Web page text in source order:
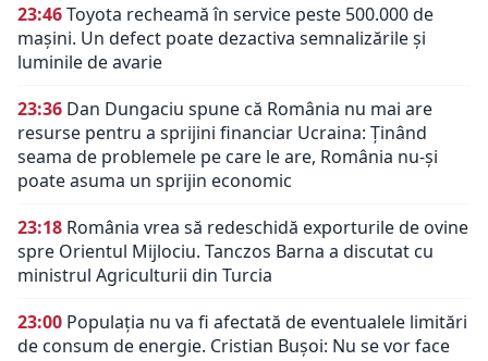
23:46Toyota recheamă în service peste 500.000 de
mașini. Un defect poate dezactiva semnalizările și
luminile de avarie
23:36 Dan Dungaciu spune că România nu mai are
resurse pentru a sprijini financiar Ucraina: Ținând
seama de problemele pe care le are, România nu-și
poate asuma un sprijin economic
23:18 România vrea să redeschidă exporturile de ovine
spre Orientul Mijlociu. Tanczos Barna a discutat cu
ministrul Agriculturii din Turcia
23:00 Populația nu va fi afectată de eventualele limitări
de consum de energie. Cristian Bușoi: Nu se vor face